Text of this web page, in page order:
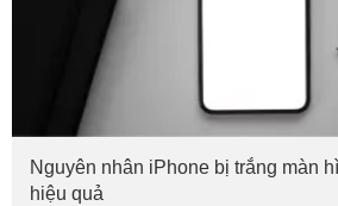
Nguyên nhân iPhone bị trắng màn
hiệu quả